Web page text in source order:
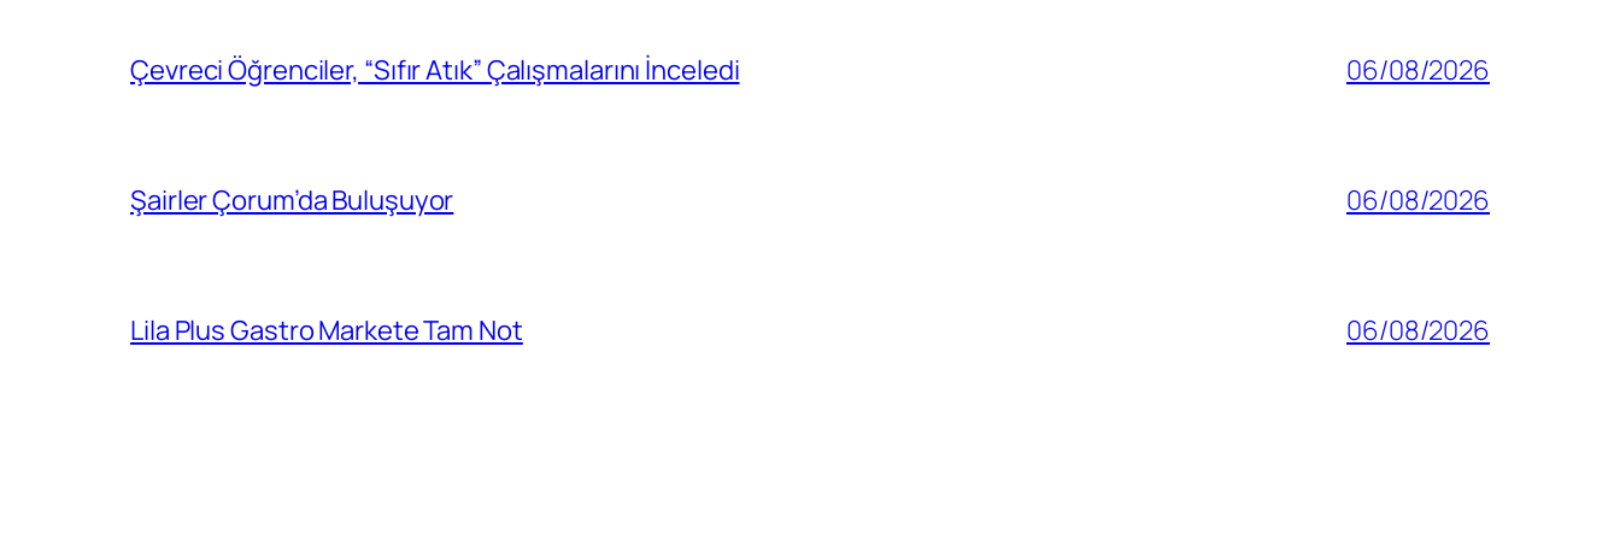
Çevreci Öğrenciler, “Sıfır Atık” Çalışmalarını İnceledi 06/08/2026
Şairler Çorum’da Buluşuyor 06/08/2026
Lila Plus Gastro Markete Tam Not 06/08/2026